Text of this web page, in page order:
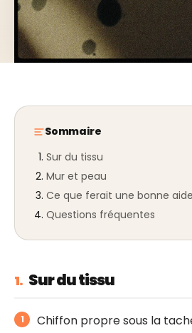
Sommaire
Sur du tissu
Mur et peau
Ce que ferait une bonne
Questions fréquentes
1. Sur du tissu
Chiffon propre sous la